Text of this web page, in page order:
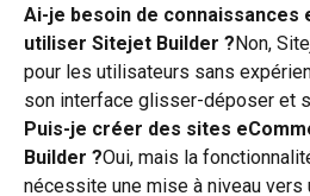
Ai-je besoin de connaissances
utiliser Sitejet Builder ? Non,
pour les utilisateurs sans
son interface glisser-déposer et
Puis-je créer des sites
Builder ?Oui, mais la
nécessite une mise à niveau vers